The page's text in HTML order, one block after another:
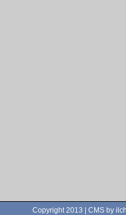
Copyright 2013 | CMS by